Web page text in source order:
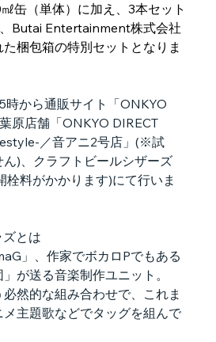
缶（単体）に加え、3本セット
Butai Entertainment株式会社
梱包箱の特別セットとなりま
時から通販サイト「ONKYO
原店舗「ONKYO DIRECT
／音アニ2号店」(※試
ん)、クラフトビールシザーズ
料がかかります)にて行いま
とは
」、作家でボカロPでもある
が送る音楽制作ユニット。
然的な組み合わせで、これま
主題歌などでタッグを組んで